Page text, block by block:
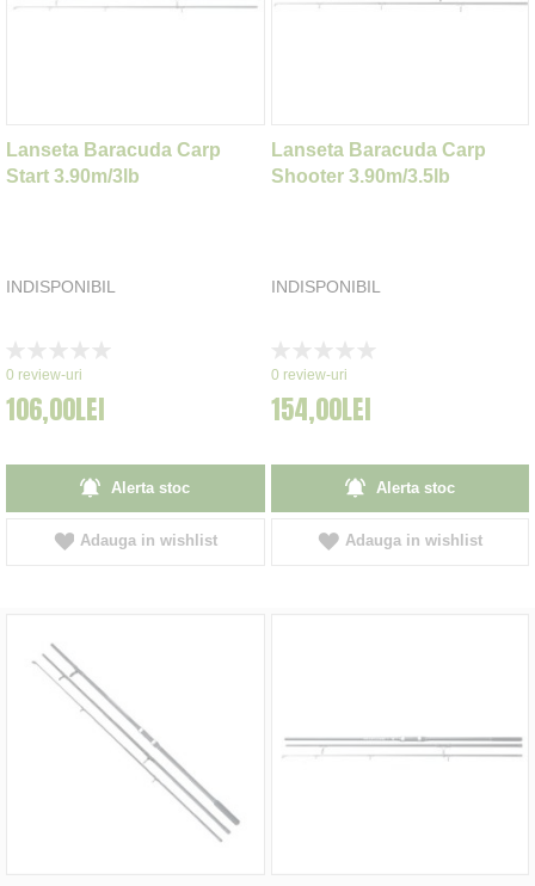
Lanseta Baracuda Carp
Start 3.90m/3lb
INDISPONIBIL
0%
0 review-uri
106,00LEI
Alerta stoc
Adauga in wishlist
Lanseta Baracuda Carp
Shooter 3.90m/3.5lb
INDISPONIBIL
0%
0 review-uri
154,00LEI
Alerta stoc
Adauga in wishlist